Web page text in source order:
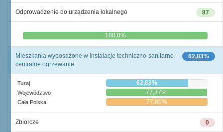
87
Odprowadzenie do urządzenia lokalnego
0,0% 100,0%
62,83%
Mieszkania wyposażone w instalacje techniczno-sanitarne -
centralne ogrzewanie
Tutaj 62,83%
Województwo 77,37%
Cała Polska 77,80%
0
Zbiorcze